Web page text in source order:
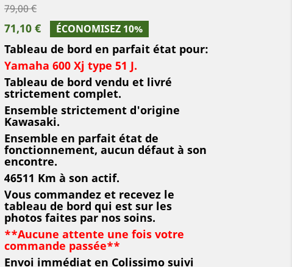
79,00 €
71,10 € ÉCONOMISEZ 10%
Tableau de bord en parfait état pour:
Yamaha 600 Xj type 51 J.
Tableau de bord vendu et livré
strictement complet.
Ensemble strictement d'origine
Kawasaki.
Ensemble en parfait état de
fonctionnement, aucun défaut à son
encontre.
46511 Km à son actif.
Vous commandez et recevez le
tableau de bord qui est sur les
photos faites par nos soins.
**Aucune attente une fois votre
commande passée**
Envoi immédiat en Colissimo suivi